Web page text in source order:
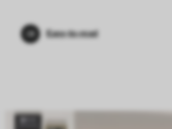
Easy-to-read